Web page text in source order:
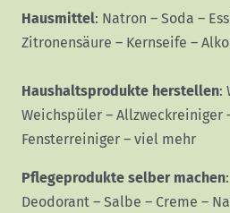
Hausmittel: Natron – Soda –
Zitronensäure – Kernseife –
Haushaltsprodukte herstellen:
Weichspüler – Allzweckreiniger
Fensterreiniger – viel mehr
Pflegeprodukte selber machen:
Deodorant – Salbe – Creme –